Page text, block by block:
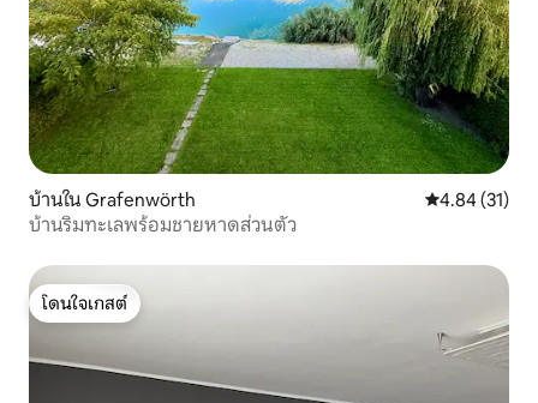
บ้านใน Grafenwörth คะแนนเฉลี่ย
4.84 (31)
บ้านริมทะเลพร้อมชายหาดส่วนตัว
โดนใจเกสต์
โดนใจเกสต์